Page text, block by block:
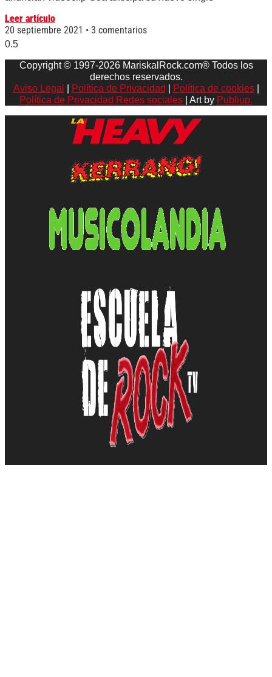
Leer artículo
20 septiembre 2021
3 comentarios
Copyright © 1997-2026 MariskalRock.com® Todos los
derechos reservados.
Aviso Legal
Política de Privacidad Política de cookies|
Política de Privacidad Redes sociales
| Art by Publiup.